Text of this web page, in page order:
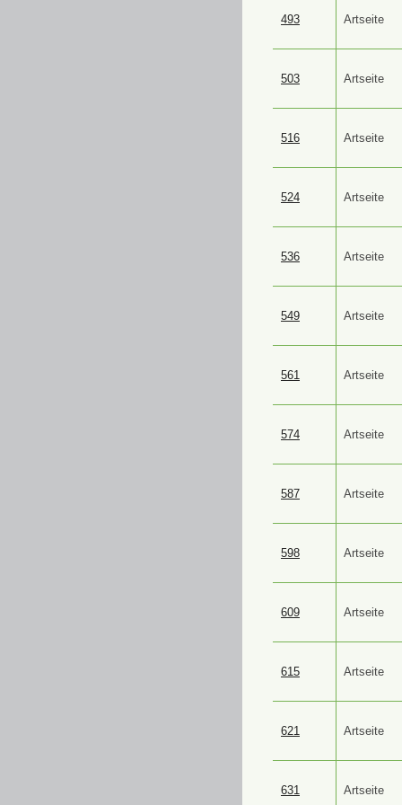
493 Artseite
503 Artseite
516 Artseite
524 Artseite
536 Artseite
549 Artseite
561 Artseite
574 Artseite
587 Artseite
598 Artseite
609 Artseite
615 Artseite
621 Artseite
631 Artseite